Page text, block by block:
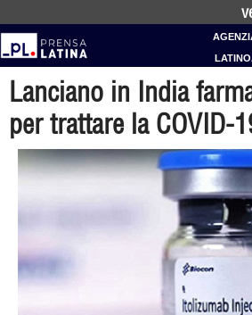
Lanciano in India
per trattare la COVID-